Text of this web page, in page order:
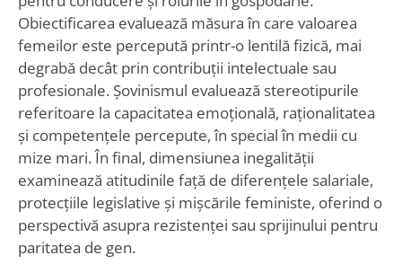
Obiectificarea evaluează măsura în care valoarea
femeilor este percepută printr-o lentilă fizică, mai
degrabă decât prin contribuții intelectuale sau
profesionale. Șovinismul evaluează stereotipurile
referitoare la capacitatea emoțională, raționalitatea
și competențele percepute, în special în medii cu
mize mari. În final, dimensiunea inegalității
examinează atitudinile față de diferențele salariale,
protecțiile legislative și mișcările feministe, oferind o
perspectivă asupra rezistenței sau sprijinului pentru
paritatea de gen.